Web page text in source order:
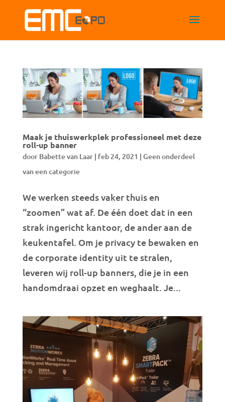
Maak je thuiswerkplek professioneel met deze
roll-up banner
door Babette van Laar| feb 24, 2021 | Geen onderdeel
van een categorie
We werken steeds vaker thuis en
“zoomen” wat af. De één doet dat in een
strak ingericht kantoor, de ander aan de
keukentafel. Om je privacy te bewaken en
de corporate identity uit te stralen,
leveren wij roll-up banners, die je in een
handomdraai opzet en weghaalt. Je...